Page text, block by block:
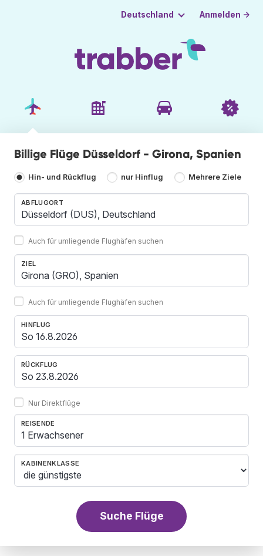
Deutschland Anmelden →
Billige Flüge Düsseldorf - Girona, Spanien
Hin- und Rückflug nur Hinflug Mehrere Ziele
ABFLUGORT
Auch für umliegende Flughäfen suchen
ZIEL
Auch für umliegende Flughäfen suchen
HINFLUG
RÜCKFLUG
Nur Direktflüge
REISENDE
1 Erwachsener
KABINENKLASSE
Suche Flüge